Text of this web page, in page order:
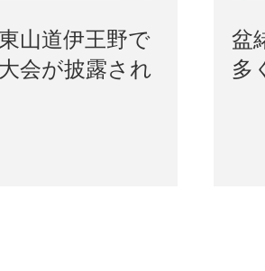
山道伊王野で
会が披露され
盆
多